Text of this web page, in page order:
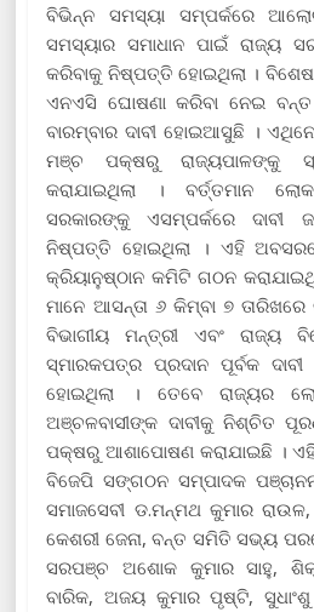
ବିଭିନ୍ନ ସମସ୍ୟା ସମ୍ପର୍କରେ
ସମସ୍ୟାର ସମାଧାନ ପାଇଁ ରାଜ୍ୟ
କରିବାକୁ ନିଷ୍ପତ୍ତି ହୋଇଥିଲା ।
ଏନଏସି ଘୋଷଣା କରିବା ନେଇ
ବାରମ୍ବାର ଦାବୀ ହୋଇଆସୁଛି ।
ମଞ୍ଚ ପକ୍ଷରୁ ରାଜ୍ୟପାଳଙ୍କୁ
କରାଯାଇଥିଲା । ବର୍ତ୍ତମାନ
ସରକାରଙ୍କୁ ଏସମ୍ପର୍କରେ ଦାବୀ
ନିଷ୍ପତ୍ତି ହୋଇଥିଲା । ଏହି
କ୍ରିୟାନୁଷ୍ଠାନ କମିଟି ଗଠନ
ମାନେ ଆସନ୍ତା ୬ କିମ୍ବା ୭
ବିଭାଗୀୟ ମନ୍ତ୍ରୀ ଏବଂ ରାଜ୍ୟ
ସ୍ମାରକପତ୍ର ପ୍ରଦାନ ପୂର୍ବକ
ହୋଇଥିଲା । ତେବେ ରାଜ୍ୟର
ଅଞ୍ଚଳବାସୀଙ୍କ ଦାବୀକୁ ନିଶ୍ଚିତ
ପକ୍ଷରୁ ଆଶାପୋଷଣ କରାଯାଇଛି ।
ବିଜେପି ସଙ୍ଗଠନ ସମ୍ପାଦକ
ସମାଜସେବୀ ଡ.ମନ୍ମଥ କୁମାର
କେଶରୀ ଜେନା, ବନ୍ତ ସମିତି ସଭ୍ୟ
ସରପଞ୍ଚ ଅଶୋକ କୁମାର ସାହୁ,
ବାରିକ, ଅଜୟ କୁମାର ପୃଷ୍ଟି,